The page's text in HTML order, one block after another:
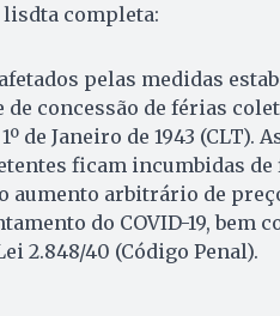
completa:
pelas medidas
de concessão de férias
de Janeiro de 1943 (CLT).
ficam incumbidas de
aumento arbitrário de
do COVID-19, bem
2.848/40 (Código Penal).